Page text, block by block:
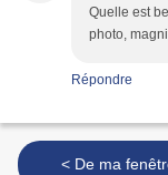
Quelle est
photo,
Répondre
< De ma